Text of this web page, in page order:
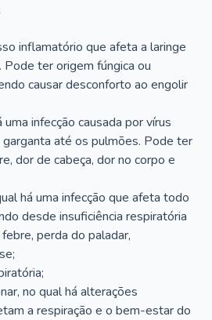
inflamatório que afeta a laringe
ter origem fúngica ou
causar desconforto ao engolir
uma infecção causada por vírus
até os pulmões. Pode ter
dor de cabeça, dor no corpo e
há uma infecção que afeta todo
desde insuficiência respiratória
perda do paladar,
no qual há alterações
a respiração e o bem-estar do